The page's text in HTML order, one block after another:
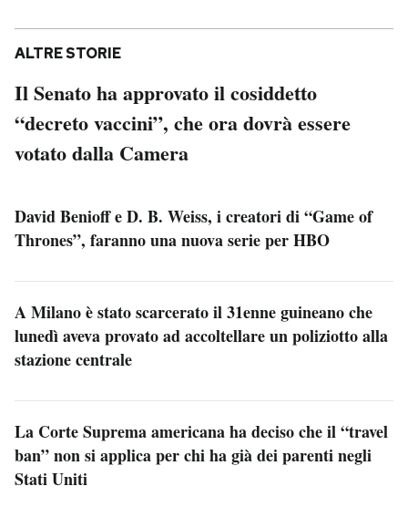
ALTRE STORIE
Il Senato ha approvato il cosiddetto
“decreto vaccini”, che ora dovrà essere
votato dalla Camera
David Benioff e D. B. Weiss, i creatori di “Game of
Thrones”, faranno una nuova serie per HBO
A Milano è stato scarcerato il 31enne guineano che
lunedì aveva provato ad accoltellare un poliziotto alla
stazione centrale
La Corte Suprema americana ha deciso che il “travel
ban” non si applica per chi ha già dei parenti negli
Stati Uniti